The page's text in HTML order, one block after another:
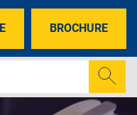
BROCHURE